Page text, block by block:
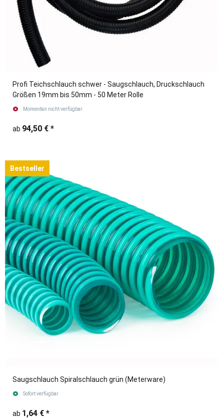
Profi Teichschlauch schwer - Saugschlauch, Druckschlauch
Größen 19mm bis 50mm - 50 Meter Rolle
Momentan nicht verfügbar
ab 94,50 € *
Bestseller
Saugschlauch Spiralschlauch grün (Meterware)
Sofort verfügbar
ab 1,64 € *